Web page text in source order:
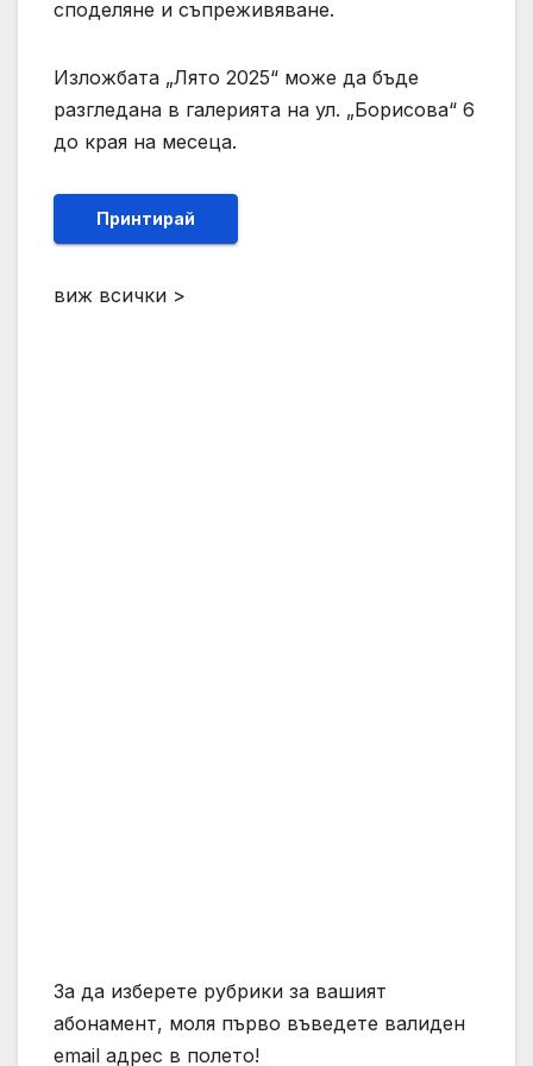
споделяне и съпреживяване.
Изложбата „Лято 2025“ може да бъде
разгледана в галерията на ул. „Борисова“ 6
до края на месеца.
Принтирай
виж всички >
За да изберете рубрики за вашият
абонамент, моля първо въведете валиден
email адрес в полето!